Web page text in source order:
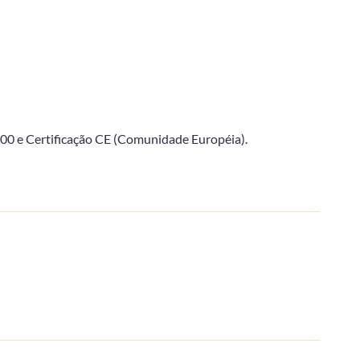
e Certificação CE (Comunidade Européia).